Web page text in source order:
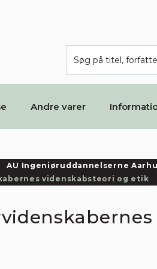
Andre varer
AU Ingeniøruddannelserne
videnskabsteori og etik